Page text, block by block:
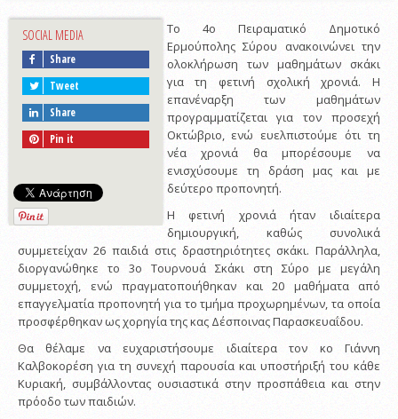
SOCIAL MEDIA
Share
Tweet
Share
Pin it
Το 4ο Πειραματικό Δημοτικό
Ερμούπολης Σύρου ανακοινώνει την
ολοκλήρωση των μαθημάτων σκάκι
για τη φετινή σχολική χρονιά. Η
επανέναρξη των μαθημάτων
προγραμματίζεται για τον προσεχή
Οκτώβριο, ενώ ευελπιστούμε ότι τη
νέα χρονιά θα μπορέσουμε να
ενισχύσουμε τη δράση μας και με
δεύτερο προπονητή.
Η φετινή χρονιά ήταν ιδιαίτερα
δημιουργική, καθώς συνολικά
συμμετείχαν 26 παιδιά στις δραστηριότητες σκάκι. Παράλληλα,
διοργανώθηκε το 3ο Τουρνουά Σκάκι στη Σύρο με μεγάλη
συμμετοχή, ενώ πραγματοποιήθηκαν και 20 μαθήματα από
επαγγελματία προπονητή για το τμήμα προχωρημένων, τα οποία
προσφέρθηκαν ως χορηγία της κας Δέσποινας Παρασκευαΐδου.
Θα θέλαμε να ευχαριστήσουμε ιδιαίτερα τον κο Γιάννη
Καλβοκορέση για τη συνεχή παρουσία και υποστήριξή του κάθε
Κυριακή, συμβάλλοντας ουσιαστικά στην προσπάθεια και στην
πρόοδο των παιδιών.